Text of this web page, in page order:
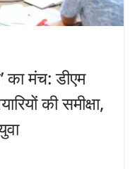
का मंच: डीएम
की समीक्षा,